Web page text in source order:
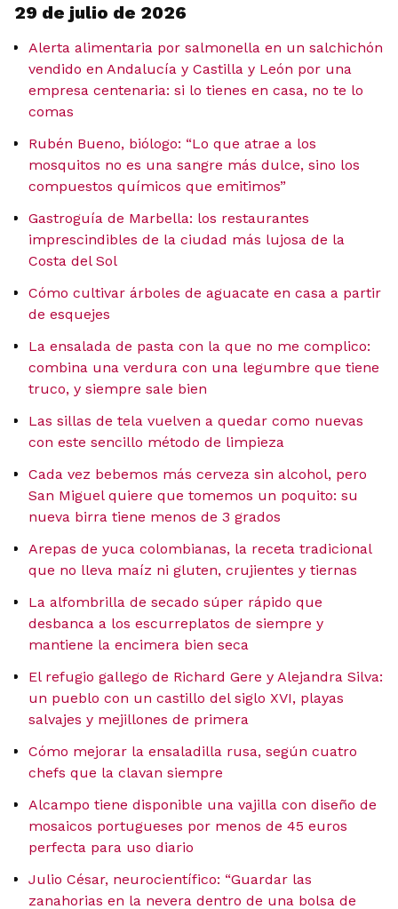
29 de julio de 2026
Alerta alimentaria por salmonella en un salchichón
vendido en Andalucía y Castilla y León por una
empresa centenaria: si lo tienes en casa, no te lo
comas
Rubén Bueno, biólogo: “Lo que atrae a los
mosquitos no es una sangre más dulce, sino los
compuestos químicos que emitimos”
Gastroguía de Marbella: los restaurantes
imprescindibles de la ciudad más lujosa de la
Costa del Sol
Cómo cultivar árboles de aguacate en casa a partir
de esquejes
La ensalada de pasta con la que no me complico:
combina una verdura con una legumbre que tiene
truco, y siempre sale bien
Las sillas de tela vuelven a quedar como nuevas
con este sencillo método de limpieza
Cada vez bebemos más cerveza sin alcohol, pero
San Miguel quiere que tomemos un poquito: su
nueva birra tiene menos de 3 grados
Arepas de yuca colombianas, la receta tradicional
que no lleva maíz ni gluten, crujientes y tiernas
La alfombrilla de secado súper rápido que
desbanca a los escurreplatos de siempre y
mantiene la encimera bien seca
El refugio gallego de Richard Gere y Alejandra Silva:
un pueblo con un castillo del siglo XVI, playas
salvajes y mejillones de primera
Cómo mejorar la ensaladilla rusa, según cuatro
chefs que la clavan siempre
Alcampo tiene disponible una vajilla con diseño de
mosaicos portugueses por menos de 45 euros
perfecta para uso diario
Julio César, neurocientífico: “Guardar las
zanahorias en la nevera dentro de una bolsa de